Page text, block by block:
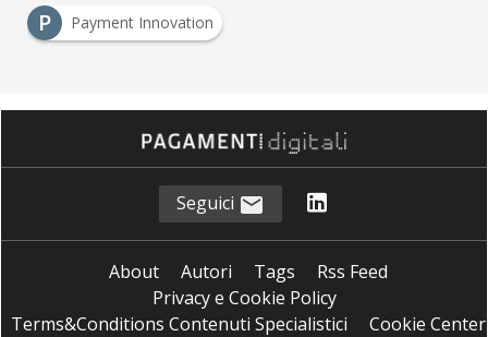
P
Payment Innovation
Seguici
About Autori Tags
Rss Feed
Privacy e Cookie Policy
Terms&Conditions Contenuti Specialistici
Cookie Center